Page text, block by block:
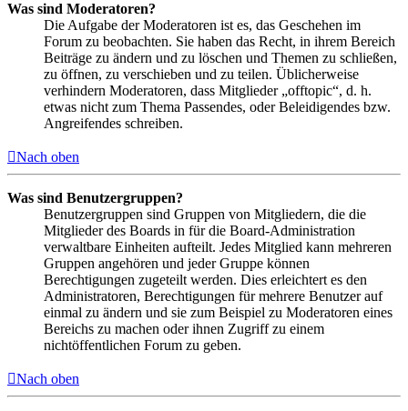
Was sind Moderatoren?
Die Aufgabe der Moderatoren ist es, das Geschehen im
Forum zu beobachten. Sie haben das Recht, in ihrem Bereich
Beiträge zu ändern und zu löschen und Themen zu schließen,
zu öffnen, zu verschieben und zu teilen. Üblicherweise
verhindern Moderatoren, dass Mitglieder „offtopic“, d. h.
etwas nicht zum Thema Passendes, oder Beleidigendes bzw.
Angreifendes schreiben.
Nach oben
Was sind Benutzergruppen?
Benutzergruppen sind Gruppen von Mitgliedern, die die
Mitglieder des Boards in für die Board-Administration
verwaltbare Einheiten aufteilt. Jedes Mitglied kann mehreren
Gruppen angehören und jeder Gruppe können
Berechtigungen zugeteilt werden. Dies erleichtert es den
Administratoren, Berechtigungen für mehrere Benutzer auf
einmal zu ändern und sie zum Beispiel zu Moderatoren eines
Bereichs zu machen oder ihnen Zugriff zu einem
nichtöffentlichen Forum zu geben.
Nach oben